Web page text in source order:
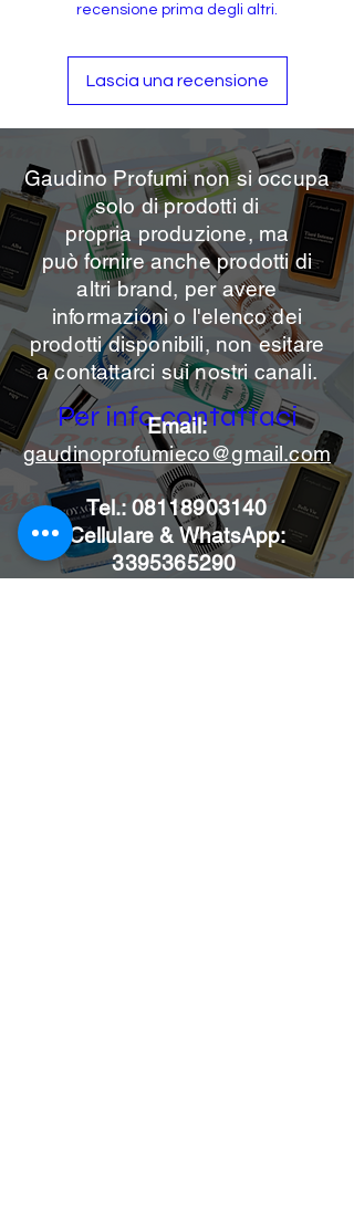
recensione prima degli altri.
Lascia una recensione
Per info contattaci
Gaudino Profumi non si occupa
solo di prodotti di
propria produzione, ma
può fornire anche prodotti di
altri brand, per avere
informazioni o l'elenco dei
prodotti disponibili, non esitare
a contattarci sui nostri canali.
Email:
gaudinoprofumieco@gmail.com
Tel.: 08118903140
Cellulare & WhatsApp:
3395365290